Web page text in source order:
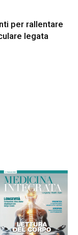
per rallentare
legata